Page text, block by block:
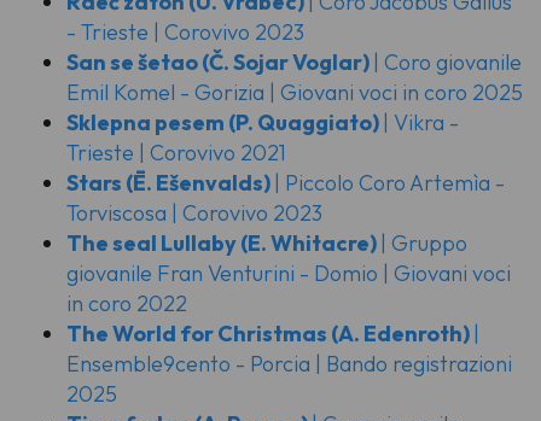
- Trieste | Corovivo 2023
San se šetao(Č. Sojar Voglar) | Coro giovanile
Emil Komel - Gorizia | Giovani voci in coro 2025
Sklepna pesem (P. Quaggiato) | Vikra -
Trieste | Corovivo 2021
Stars (Ē. Ešenvalds) | Piccolo Coro Artemìa -
Torviscosa | Corovivo 2023
The seal Lullaby(E. Whitacre) | Gruppo
giovanile Fran Venturini - Domio | Giovani voci
in coro 2022
The World for Christmas (A. Edenroth) |
Ensemble9cento - Porcia | Bando registrazioni
2025